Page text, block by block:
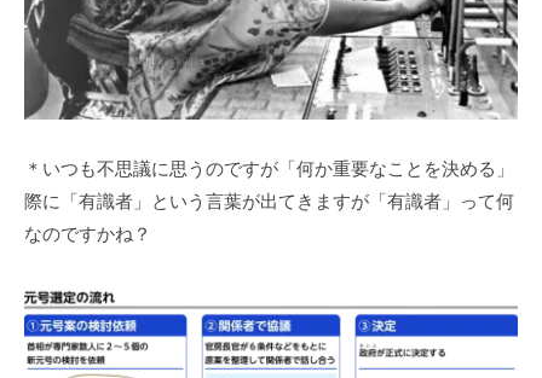
＊いつも不思議に思うのですが「何か重要なことを決める」
際に「有識者」という言葉が出てきますが「有識者」って何
なのですかね？